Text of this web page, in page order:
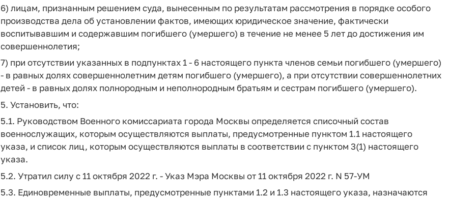
6) лицам, признанным решением суда, вынесенным по результатам рассмотрения в порядке особого
производства дела об установлении фактов, имеющих юридическое значение, фактически
воспитывавшим и содержавшим погибшего (умершего) в течение не менее 5 лет до достижения им
совершеннолетия;
7) при отсутствии указанных в подпунктах 1 - 6 настоящего пункта членов семьи погибшего (умершего)
- в равных долях совершеннолетним детям погибшего (умершего), а при отсутствии совершеннолетних
детей - в равных долях полнородным и неполнородным братьям и сестрам погибшего (умершего).
5. Установить, что:
5.1. Руководством Военного комиссариата города Москвы определяется списочный состав
военнослужащих, которым осуществляются выплаты, предусмотренные пунктом 1.1 настоящего
указа, и список лиц, которым осуществляются выплаты в соответствии с пунктом 3(1) настоящего
указа.
5.2. Утратил силу с 11 октября 2022 г. - Указ Мэра Москвы от 11 октября 2022 г. N 57-УМ
5.3. Единовременные выплаты, предусмотренные пунктами 1.2 и 1.3 настоящего указа, назначаются